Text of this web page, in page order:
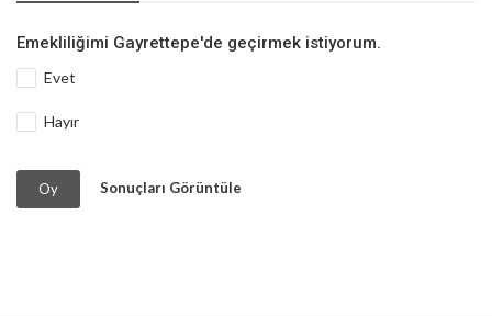
Emekliliğimi Gayrettepe'de geçirmek istiyorum.
Evet
Hayır
Oy Sonuçları Görüntüle